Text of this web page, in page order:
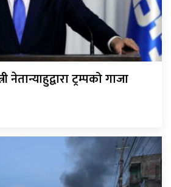
नेतान्याहुद्वारा ट्रम्पको गाजा